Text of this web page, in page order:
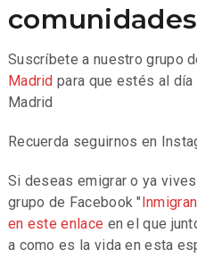
comunidades
Suscríbete a nuestro grupo
Madrid para que estés al
Madrid
Recuerda seguirnos en
Si deseas emigrar o ya
grupo de Facebook "
en este enlace en el que
a como es la vida en esta